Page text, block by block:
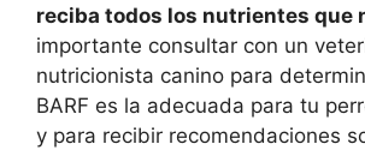
reciba todos los nutrientes que
importante consultar con un
nutricionista canino para
BARF es la adecuada para tu
y para recibir recomendaciones